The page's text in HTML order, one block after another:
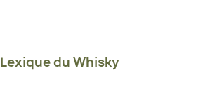
Lexique du Whisky